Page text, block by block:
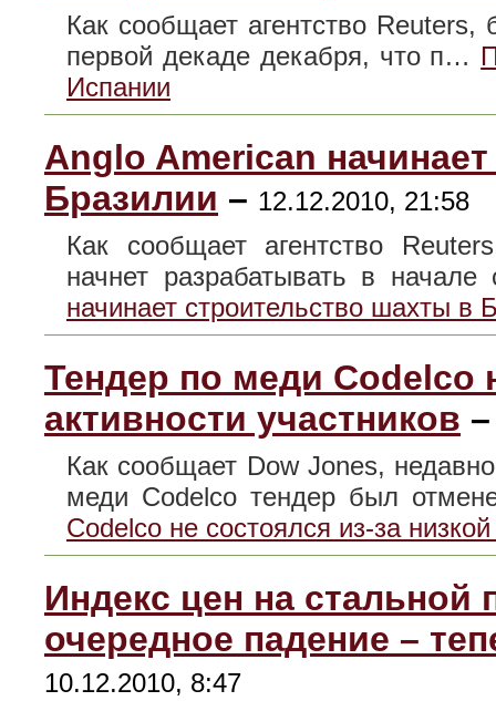
Как сообщает агентство
первой декаде декабря, что п…
Испании
Anglo American
Бразилии – 12.12.2010, 21:58
Как сообщает агентство
начнет разрабатывать в
начинает строительство шахты в
Тендер по меди Codelco
активности участников
Как сообщает Dow Jones,
меди Codelco тендер был
Codelco не состоялся из-за
Индекс цен на стальной
очередное падение –
10.12.2010, 8:47